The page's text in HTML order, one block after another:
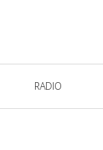
RADIO